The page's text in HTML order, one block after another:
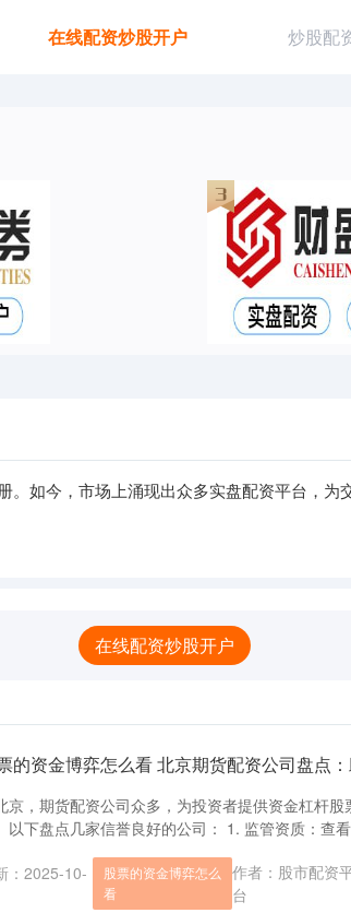
在线配资炒股开户 炒股配
如今，市场上涌现出众多实盘配资平台，为
在线配资炒股开户
的资金博弈怎么看 北京期货配资公司盘点
京，期货配资公司众多，为投资者提供资金杠杆
以下盘点几家信誉良好的公司： 1. 监管资质：查
：2025-10-
股票的资金博弈怎么
看
作者：股市配资
台